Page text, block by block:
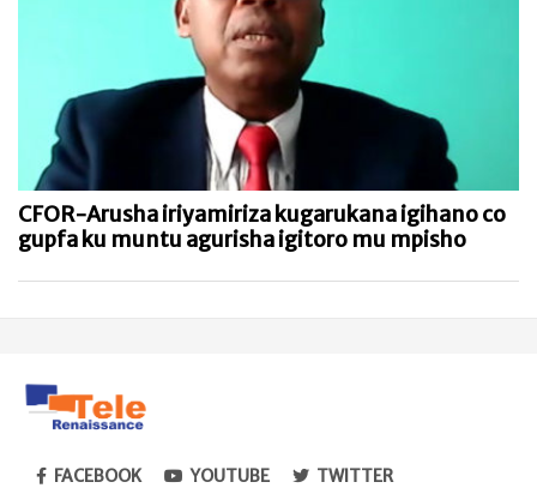
CFOR-Arusha iriyamiriza kugarukana igihano co
gupfa ku muntu agurisha igitoro mu mpisho
FACEBOOK YOUTUBE TWITTER